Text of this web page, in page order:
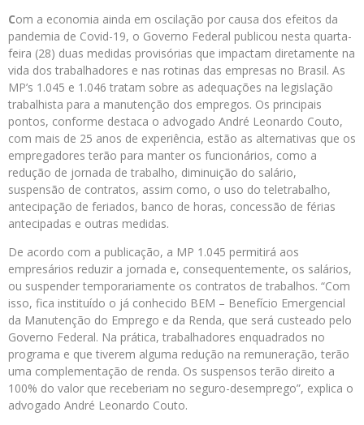
Com a economia ainda em oscilação por causa dos efeitos da
pandemia de Covid-19, o Governo Federal publicou nesta quarta-
feira (28) duas medidas provisórias que impactam diretamente na
vida dos trabalhadores e nas rotinas das empresas no Brasil. As
MP’s 1.045 e 1.046 tratam sobre as adequações na legislação
trabalhista para a manutenção dos empregos. Os principais
pontos, conforme destaca o advogado André Leonardo Couto,
com mais de 25 anos de experiência, estão as alternativas que os
empregadores terão para manter os funcionários, como a
redução de jornada de trabalho, diminuição do salário,
suspensão de contratos, assim como, o uso do teletrabalho,
antecipação de feriados, banco de horas, concessão de férias
antecipadas e outras medidas.
De acordo com a publicação, a MP 1.045 permitirá aos
empresários reduzir a jornada e, consequentemente, os salários,
ou suspender temporariamente os contratos de trabalhos. “Com
isso, fica instituído o já conhecido BEM – Benefício Emergencial
da Manutenção do Emprego e da Renda, que será custeado pelo
Governo Federal. Na prática, trabalhadores enquadrados no
programa e que tiverem alguma redução na remuneração, terão
uma complementação de renda. Os suspensos terão direito a
100% do valor que receberiam no seguro-desemprego”, explica o
advogado André Leonardo Couto.